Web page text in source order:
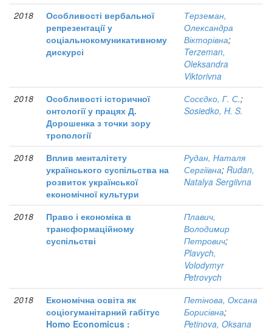
2018
Особливості вербальної
репрезентації у
соціальнокомуникативному
дискурсі
Терземан,
Олександра
Вікторівна;
Terzeman,
Oleksandra
Viktorivna
2018
Особливості історичної
онтології у працях Д.
Дорошенка з точки зору
тропології
Сосєдко, Г. С.;
Sosiedko, H. S.
2018
Вплив менталітету
українського суспільства на
розвиток української
економічної культури
Рудан, Наталя
Сергіївна; Rudan,
Natalya Sergiivna
2018
Право і економіка в
трансформаційному
суспільстві
Плавич,
Володимир
Петрович;
Plavych,
Volodymyr
Petrovych
2018
Економічна освіта як
соціогуманітарний габітус
Homo Economicus :
Петінова, Оксана
Борисівна;
Petinova, Oksana